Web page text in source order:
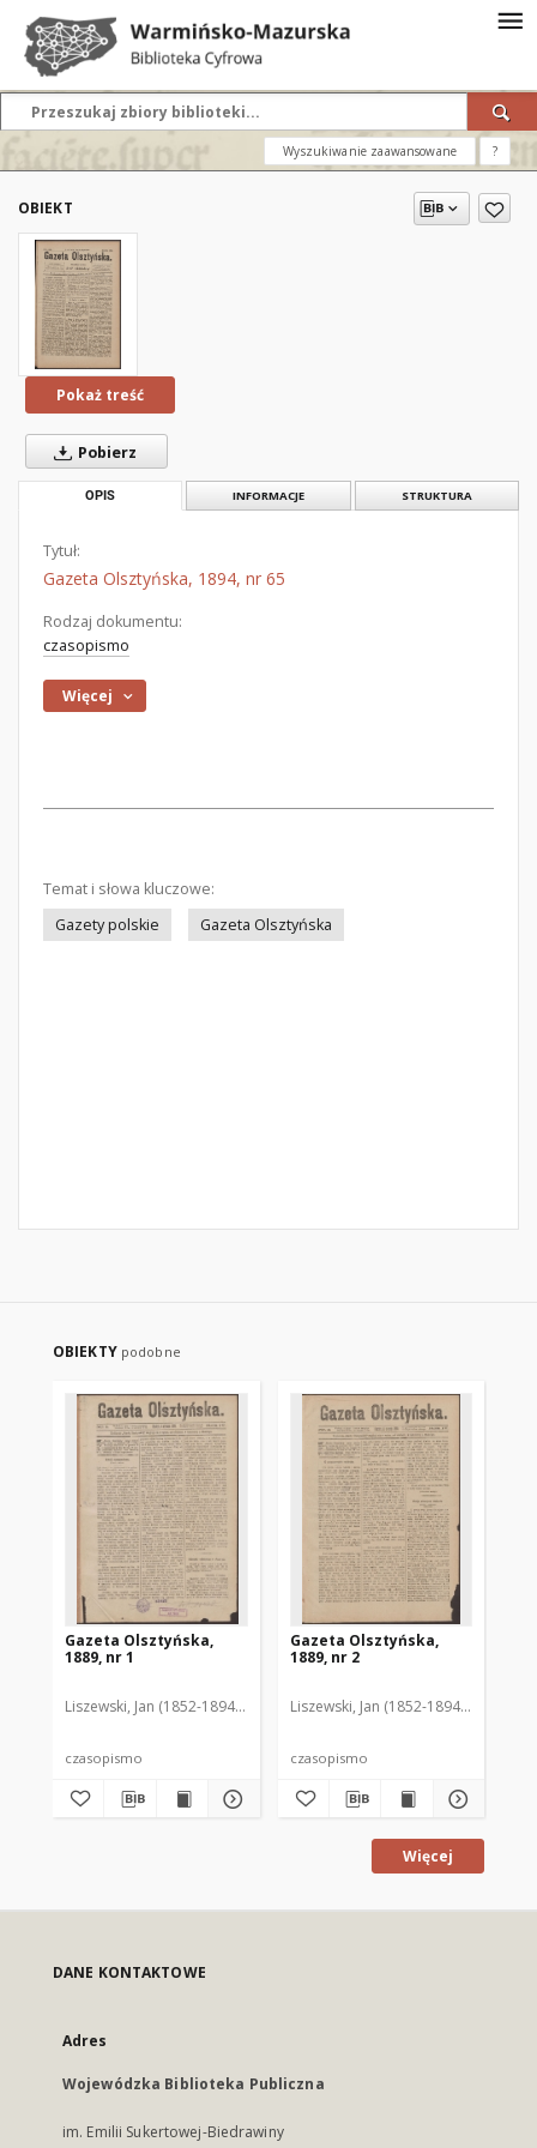
Wyszukiwanie zaawansowane ?
OBIEKT
Pokaż treść
Pobierz
OPIS INFORMACJE STRUKTURA
Tytuł:
Gazeta Olsztyńska, 1894, nr 65
Rodzaj dokumentu:
czasopismo
Więcej
Temat i słowa kluczowe:
Gazety polskie
Gazeta Olsztyńska
OBIEKTY podobne
Gazeta Olsztyńska,
1889, nr 1
Liszewski, Jan (1852-1894). Red.
czasopismo
Gazeta Olsztyńska,
1889, nr 2
Liszewski, Jan (1852-1894). Red.
czasopismo
Więcej
DANE KONTAKTOWE
Adres
Wojewódzka Biblioteka Publiczna
im. Emilii Sukertowej-Biedrawiny